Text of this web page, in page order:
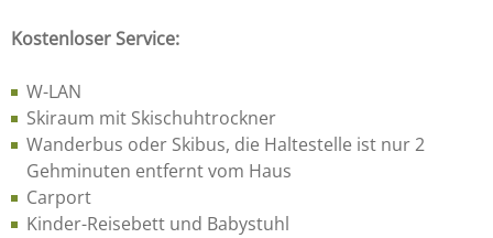
Kostenloser Service:
W-LAN
Skiraum mit Skischuhtrockner
Wanderbus oder Skibus, die Haltestelle ist nur 2
Gehminuten entfernt vom Haus
Carport
Kinder-Reisebett und Babystuhl